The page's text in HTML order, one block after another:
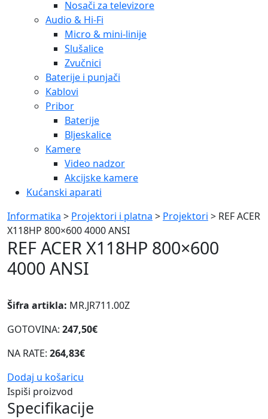
Nosači za televizore
Audio & Hi-Fi
Micro & mini-linije
Slušalice
Zvučnici
Baterije i punjači
Kablovi
Pribor
Baterije
Bljeskalice
Kamere
Video nadzor
Akcijske kamere
Kućanski aparati
Informatika > Projektori i platna > Projektori > REF ACER
X118HP 800×600 4000 ANSI
REF ACER X118HP 800×600
4000 ANSI
Šifra artikla: MR.JR711.00Z
GOTOVINA: 247,50€
NA RATE: 264,83€
Dodaj u košaricu
Ispiši proizvod
Specifikacije